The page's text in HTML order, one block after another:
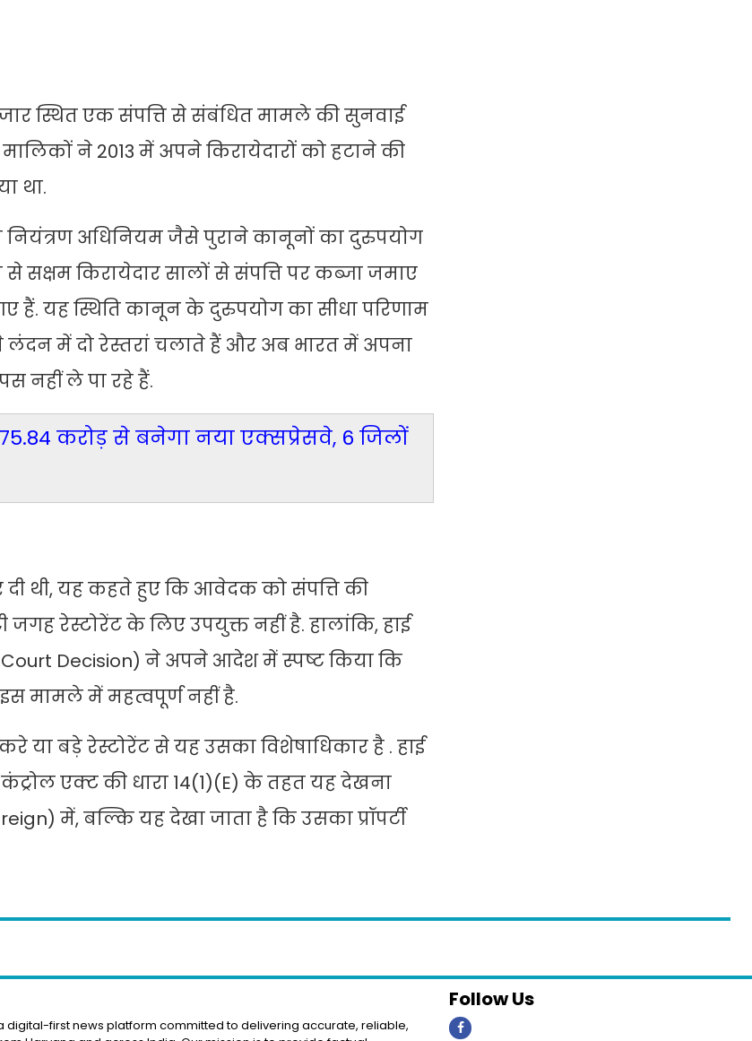
स्थित एक संपत्ति से संबंधित मामले की सुनवाई
ने 2013 में अपने किरायेदारों को हटाने की
था.
नियंत्रण अधिनियम जैसे पुराने कानूनों का दुरुपयोग
सक्षम किरायेदार सालों से संपत्ति पर कब्जा जमाए
यह स्थिति कानून के दुरुपयोग का सीधा परिणाम
में दो रेस्तरां चलाते हैं और अब भारत में अपना
नहीं ले पा रहे हैं.
करोड़ से बनेगा नया एक्सप्रेसवे, 6 जिलों
दी थी, यह कहते हुए कि आवेदक को संपत्ति की
रेस्टोरेंट के लिए उपयुक्त नहीं है. हालांकि, हाई
Court Decision) ने अपने आदेश में स्पष्ट किया कि
मामले में महत्वपूर्ण नहीं है.
बड़े रेस्टोरेंट से यह उसका विशेषाधिकार है . हाई
एक्ट की धारा 14(1)(E) के तहत यह देखना
में, बल्कि यह देखा जाता है कि उसका प्रॉपर्टी
digital-first news platform committed to delivering accurate, reliable,
Follow Us